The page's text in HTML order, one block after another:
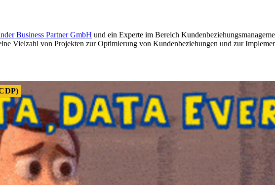
Business Partner GmbH und ein Experte im Bereich
Vielzahl von Projekten zur Optimierung von Kundenbeziehungen und zur